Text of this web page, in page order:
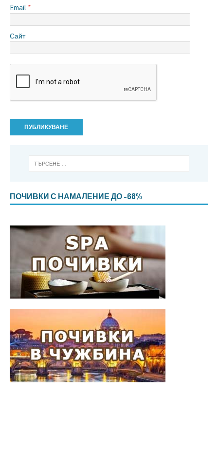
Email *
Сайт
ПОЧИВКИ С НАМАЛЕНИЕ ДО -68%